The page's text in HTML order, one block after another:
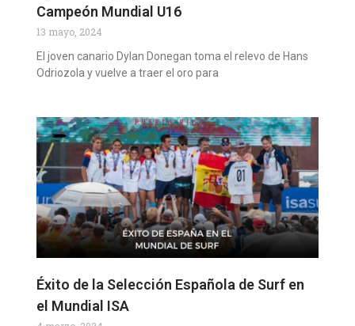
Campeón Mundial U16
13 mayo, 2024
El joven canario Dylan Donegan toma el relevo de Hans
Odriozola y vuelve a traer el oro para
Éxito de la Selección Española de Surf en
el Mundial ISA